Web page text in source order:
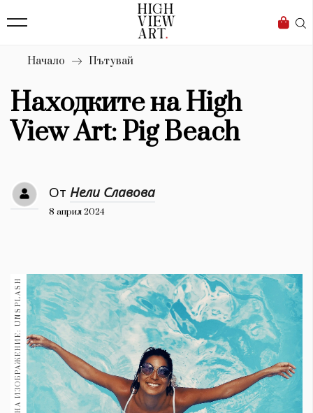
Бизнес
Мода
Dialogue
Изкуство
4339
Красота
777
Книги 1188
30+ 1970
Гурме 1709
Пътувай
Начало Пътувай
Находките на High
View Art: Pig Beach
От Нели Славова
8 април 2024
ИЗТОЧНИК НА ИЗОБРАЖЕНИЕ: UNSPLASH